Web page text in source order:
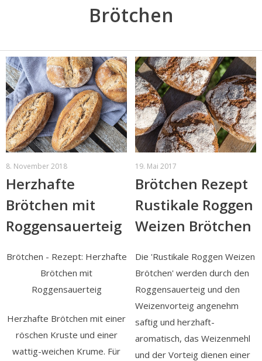
Brötchen
8. November 2018
Herzhafte
Brötchen mit
Roggensauerteig
Brötchen - Rezept: Herzhafte
Brötchen mit
Roggensauerteig
Herzhafte Brötchen mit einer
röschen Kruste und einer
wattig-weichen Krume. Für
19. Mai 2017
Brötchen Rezept
Rustikale Roggen
Weizen Brötchen
Die 'Rustikale Roggen Weizen
Brötchen' werden durch den
Roggensauerteig und den
Weizenvorteig angenehm
saftig und herzhaft-
aromatisch, das Weizenmehl
und der Vorteig dienen einer